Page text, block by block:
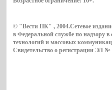
© "Вести ПК" , 2004.Сетевое
в Федеральной службе по надзору
технологий и массовых
Свидетельство о регистрации ЭЛ